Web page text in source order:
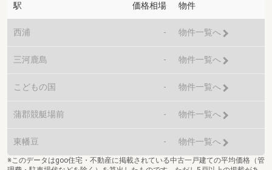
駅 価格相場 物件
西浦 - 物件一覧へ
三河鹿島 - 物件一覧へ
こどもの国 - 物件一覧へ
蒲郡競艇場前 - 物件一覧へ
東幡豆 - 物件一覧へ
※このデータはgoo住宅・不動産に掲載されている中古一戸建ての平均価格（管